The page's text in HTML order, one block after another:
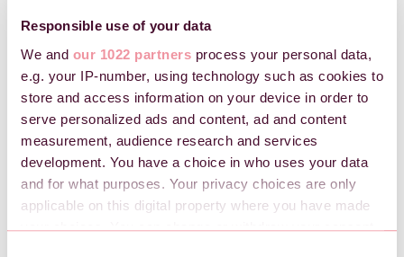
Responsible use of your data
We and our 1022 partners process your personal data,
e.g. your IP-number, using technology such as cookies to
store and access information on your device in order to
serve personalized ads and content, ad and content
measurement, audience research and services
development. You have a choice in who uses your data
and for what purposes. Your privacy choices are only
applicable on this digital property where you have made
your choices. You can change or withdraw your consent
Tilbakebetalinger under behandling:
Refusjoner som ikke er fullført grunnet
manglende dekning eller bankbekreftelse.
2. Standard regnskapskontoer i Checkin
Dette er standard kontoplan hos oss. Arrangør kan
tilpasse eget oppsett ved behov.